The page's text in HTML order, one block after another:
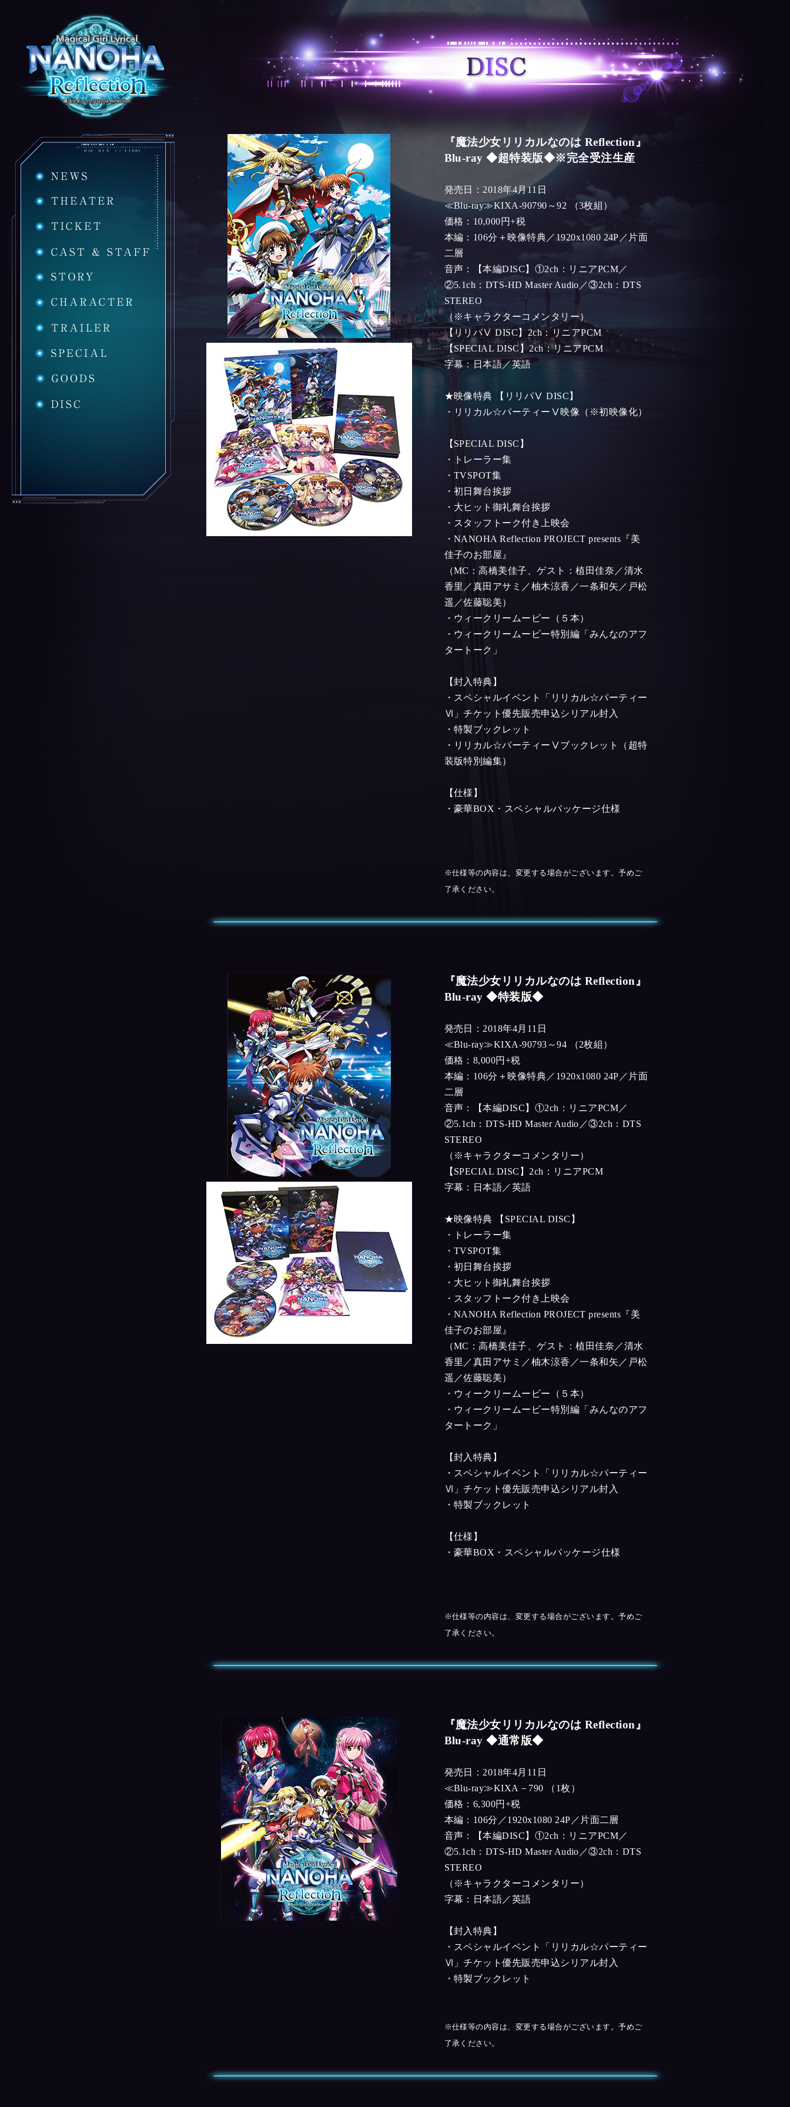
TICKET
CAST&STAFF
『魔法少女リリカルなのは Reflection』
Blu-ray ◆超特装版◆※完全受注生産
発売日：2018年4月11日
≪Blu-ray≫KIXA-90790～92 （3枚組）
価格：10,000円+税
本編：106分＋映像特典／1920x1080 24P／片面
二層
音声：【本編DISC】①2ch：リニアPCM／
②5.1ch：DTS-HD Master Audio／③2ch：DTS
STEREO
（※キャラクターコメンタリー）
【リリパⅤ DISC】2ch：リニアPCM
【SPECIAL DISC】2ch：リニアPCM
字幕：日本語／英語
★映像特典 【リリパⅤ DISC】
・リリカル☆パーティーⅤ映像（※初映像化）
【SPECIAL DISC】
・トレーラー集
・TVSPOT集
・初日舞台挨拶
・大ヒット御礼舞台挨拶
・スタッフトーク付き上映会
・NANOHA Reflection PROJECT presents『美
佳子のお部屋』
（MC：高橋美佳子、ゲスト：植田佳奈／清水
香里／真田アサミ／柚木涼香／一条和矢／戸松
遥／佐藤聡美）
・ウィークリームービー（５本）
・ウィークリームービー特別編「みんなのアフ
タートーク」
【封入特典】
・スペシャルイベント「リリカル☆パーティー
Ⅵ」チケット優先販売申込シリアル封入
・特製ブックレット
・リリカル☆パーティーⅤブックレット（超特
装版特別編集）
【仕様】
・豪華BOX・スペシャルパッケージ仕様
※仕様等の内容は、変更する場合がございます。予めご
了承ください。
『魔法少女リリカルなのは Reflection』
Blu-ray ◆特装版◆
発売日：2018年4月11日
≪Blu-ray≫KIXA-90793～94 （2枚組）
価格：8,000円+税
本編：106分＋映像特典／1920x1080 24P／片面
二層
音声：【本編DISC】①2ch：リニアPCM／
②5.1ch：DTS-HD Master Audio／③2ch：DTS
STEREO
（※キャラクターコメンタリー）
【SPECIAL DISC】2ch：リニアPCM
字幕：日本語／英語
★映像特典 【SPECIAL DISC】
・トレーラー集
・TVSPOT集
・初日舞台挨拶
・大ヒット御礼舞台挨拶
・スタッフトーク付き上映会
・NANOHA Reflection PROJECT presents『美
佳子のお部屋』
（MC：高橋美佳子、ゲスト：植田佳奈／清水
香里／真田アサミ／柚木涼香／一条和矢／戸松
遥／佐藤聡美）
・ウィークリームービー（５本）
・ウィークリームービー特別編「みんなのアフ
タートーク」
【封入特典】
・スペシャルイベント「リリカル☆パーティー
Ⅵ」チケット優先販売申込シリアル封入
・特製ブックレット
【仕様】
・豪華BOX・スペシャルパッケージ仕様
※仕様等の内容は、変更する場合がございます。予めご
了承ください。
『魔法少女リリカルなのは Reflection』
Blu-ray ◆通常版◆
発売日：2018年4月11日
≪Blu-ray≫KIXA－790 （1枚）
価格：6,300円+税
本編：106分／1920x1080 24P／片面二層
音声：【本編DISC】①2ch：リニアPCM／
②5.1ch：DTS-HD Master Audio／③2ch：DTS
STEREO
（※キャラクターコメンタリー）
字幕：日本語／英語
【封入特典】
・スペシャルイベント「リリカル☆パーティー
Ⅵ」チケット優先販売申込シリアル封入
・特製ブックレット
※仕様等の内容は、変更する場合がございます。予めご
了承ください。